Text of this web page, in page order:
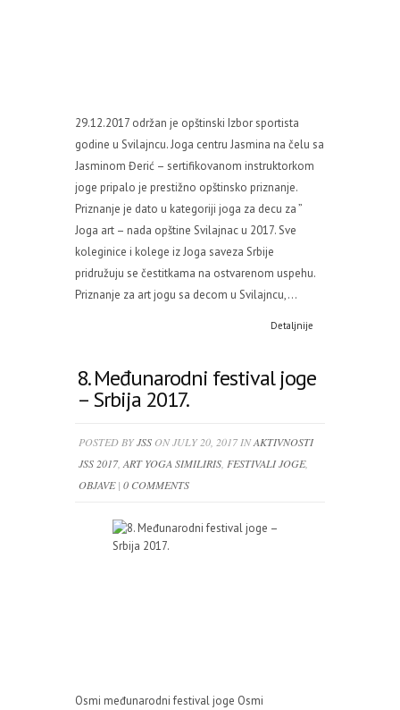
29.12.2017 održan je opštinski Izbor sportista
godine u Svilajncu. Joga centru Jasmina na čelu sa
Jasminom Đerić – sertifikovanom instruktorkom
joge pripalo je prestižno opštinsko priznanje.
Priznanje je dato u kategoriji joga za decu za ”
Joga art – nada opštine Svilajnac u 2017. Sve
koleginice i kolege iz Joga saveza Srbije
pridružuju se čestitkama na ostvarenom uspehu.
Priznanje za art jogu sa decom u Svilajncu,...
Detaljnije
8. Međunarodni festival joge
– Srbija 2017.
POSTED BYJSS ON JULY 20, 2017 INAKTIVNOSTI
JSS 2017, ART YOGA SIMILIRIS FESTIVALI JOGE,
OBJAVE| 0 COMMENTS
Osmi međunarodni festival joge Osmi